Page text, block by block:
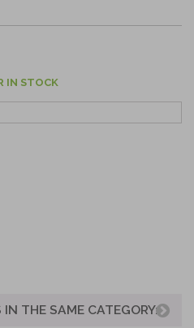
IN STOCK
THE SAME CATEGORY: